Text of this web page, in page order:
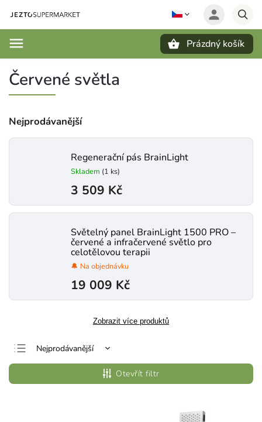
Prázdný košík
Červené světla
Nejprodávanější
Regenerační pás BrainLight
Skladem (1 ks)
3 509 Kč
Světelný panel BrainLight 1500 PRO –
červené a infračervené světlo pro
celotělovou terapii
🔔 Na objednávku
19 009 Kč
Zobrazit více produktů
Nejprodávanější
Nejlevnější
Nejdražší
Otevřít filtr